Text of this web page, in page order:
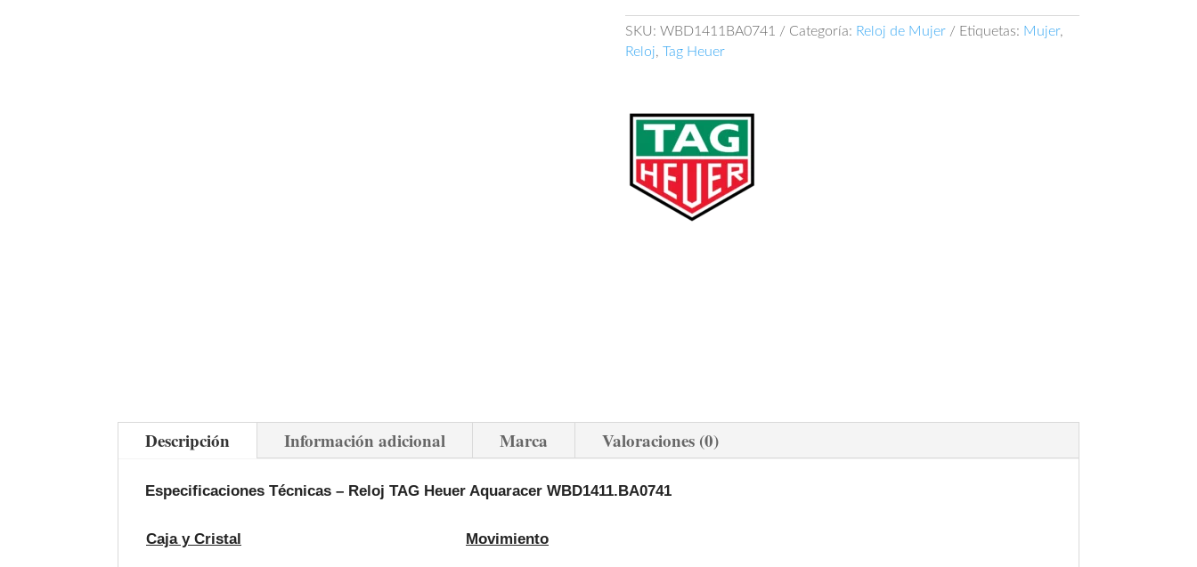
cantidad
SKU: WBD1411BA0741 Categoría: Reloj de Mujer Etiquetas: Mujer,
Reloj, Tag Heuer
Descripción Información adicional Marca Valoraciones (0)
Especificaciones Técnicas – Reloj TAG Heuer Aquaracer WBD1411.BA0741
Caja y Cristal Movimiento